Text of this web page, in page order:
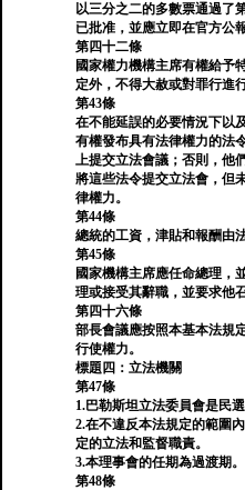
以三分之二的多數票通過了
已批准，並應立即在官方公
第四十二條
國家權力機構主席有權給予
定外，不得大赦或對罪行進
第43條
在不能延誤的必要情況下以
有權發布具有法律權力的法
上提交立法會議；否則，他
將這些法令提交立法會，但
律權力。
第44條
總統的工資，津貼和報酬由
第45條
國家機構主席應任命總理，
理或接受其辭職，並要求他
第四十六條
部長會議應按照本基本法規
行使權力。
標題四：立法機關
第47條
1.巴勒斯坦立法委員會是民選
2.在不違反本法規定的範圍
定的立法和監督職責。
3.本理事會的任期為過渡期。
第48條